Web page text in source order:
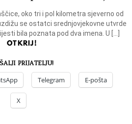
oko tri i pol kilometra sjeverno od
se ostatci srednjovjekovne utvrde
bila poznata pod dva imena. U […]
OTKRIJ!
PRIJATELJU!
Telegram E-pošta
X